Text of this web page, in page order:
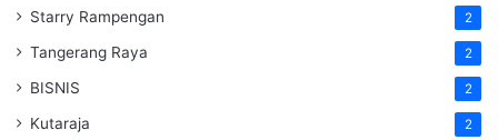
Starry Rampengan 2
Tangerang Raya 2
BISNIS 2
Kutaraja 2